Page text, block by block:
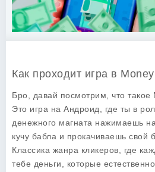
Как проходит игра в
Бро, давай посмотрим, что такое
Это игра на Андроид, где ты в
денежного магната нажимаешь
кучу бабла и прокачиваешь свой
Классика жанра кликеров, где
тебе деньги, которые